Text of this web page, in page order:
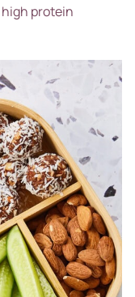
high protein